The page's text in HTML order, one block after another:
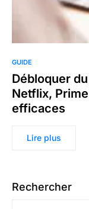
GUIDE
Débloquer
Netflix,
efficaces
Lire plus
Rechercher